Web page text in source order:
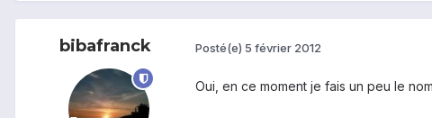
bibafranck Posté(e) 5 février 2012
Oui, en ce moment je fais un peu le